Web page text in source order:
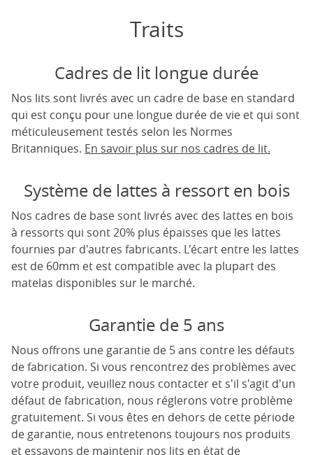
Traits
Cadres de lit longue durée
Nos lits sont livrés avec un cadre de base en standard
qui est conçu pour une longue durée de vie et qui sont
méticuleusement testés selon les Normes
Britanniques. En savoir plus sur nos cadres de lit.
Système de lattes à ressort en bois
Nos cadres de base sont livrés avec des lattes en bois
à ressorts qui sont 20% plus épaisses que les lattes
fournies par d'autres fabricants. L'écart entre les lattes
est de 60mm et est compatible avec la plupart des
matelas disponibles sur le marché.
Garantie de 5 ans
Nous offrons une garantie de 5 ans contre les défauts
de fabrication. Si vous rencontrez des problèmes avec
votre produit, veuillez nous contacter et s'il s'agit d'un
défaut de fabrication, nous réglerons votre problème
gratuitement. Si vous êtes en dehors de cette période
de garantie, nous entretenons toujours nos produits
et essayons de maintenir nos lits en état de